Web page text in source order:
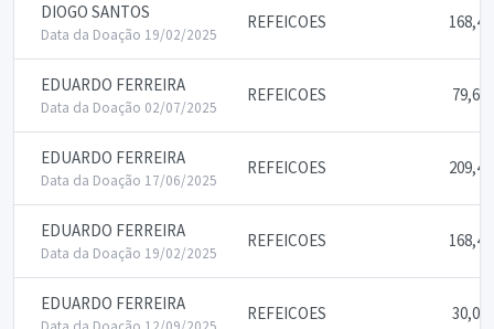
DIOGO SANTOS
Data da Doação 19/02/2025
REFEICOES 168,48
EDUARDO FERREIRA
Data da Doação 02/07/2025
REFEICOES 79,64
EDUARDO FERREIRA
Data da Doação 17/06/2025
REFEICOES 209,46
EDUARDO FERREIRA
Data da Doação 19/02/2025
REFEICOES 168,48
EDUARDO FERREIRA REFEICOES 30,04